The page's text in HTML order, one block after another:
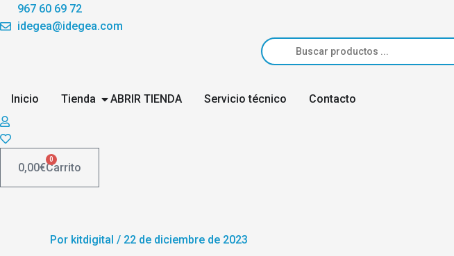
al
967 60 69 72
idegea@idegea.com
Búsqueda
de
productos
Inicio Tienda ABRIR TIENDA Servicio técnico Contacto
0,00€
0
Carrito
Por kitdigital / 22 de diciembre de 2023